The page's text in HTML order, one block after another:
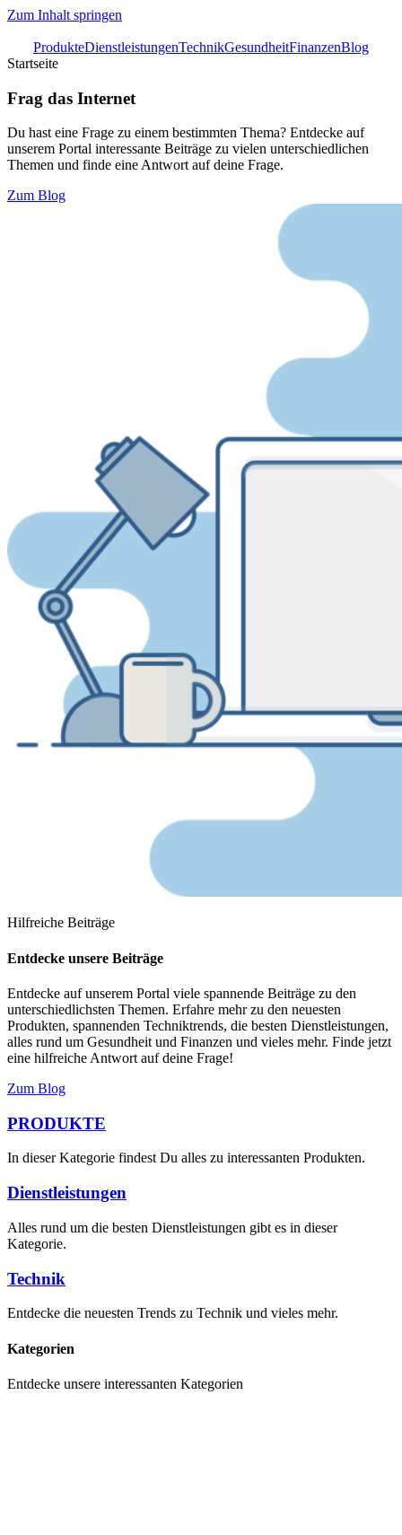
Zum Inhalt springen
ProdukteDienstleistungenTechnikGesundheitFinanzenBlog
Startseite
Frag das Internet
Du hast eine Frage zu einem bestimmten Thema? Entdecke auf
unserem Portal interessante Beiträge zu vielen unterschiedlichen
Themen und finde eine Antwort auf deine Frage.
Zum Blog
Hilfreiche Beiträge
Entdecke unsere Beiträge
Entdecke auf unserem Portal viele spannende Beiträge zu den
unterschiedlichsten Themen. Erfahre mehr zu den neuesten
Produkten, spannenden Techniktrends, die besten Dienstleistungen,
alles rund um Gesundheit und Finanzen und vieles mehr. Finde jetzt
eine hilfreiche Antwort auf deine Frage!
Zum Blog
PRODUKTE
In dieser Kategorie findest Du alles zu interessanten Produkten.
Dienstleistungen
Alles rund um die besten Dienstleistungen gibt es in dieser
Kategorie.
Technik
Entdecke die neuesten Trends zu Technik und vieles mehr.
Kategorien
Entdecke unsere interessanten Kategorien